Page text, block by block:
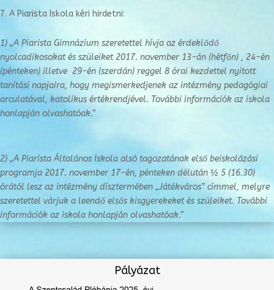
A Piarista Iskola kéri hirdetni:
1) „A Piarista Gimnázium szeretettel hívja az érdeklődő
nyolcadikosokat és szüleiket 2017. november 13-án (hétfőn) , 24-én
(pénteken) illetve 29-én (szerdán) reggel 8 órai kezdettel nyitott
tanítási napjaira, hogy megismerkedjenek az intézmény pedagógiai
arculatával, katolikus értékrendjével. További információk az iskola
honlapján olvashatóak.”
2) „A Piarista Általános Iskola alsó tagozatának első beiskolázási
programja 2017. november 17-én, pénteken délután ½ 5 (16.30)
órától lesz az intézmény dísztermében „Játékváros” címmel, melyre
szeretettel várjuk a leendő elsős kisgyerekeket és szüleiket. További
információk az iskola honlapján olvashatóak.”
Pályázat